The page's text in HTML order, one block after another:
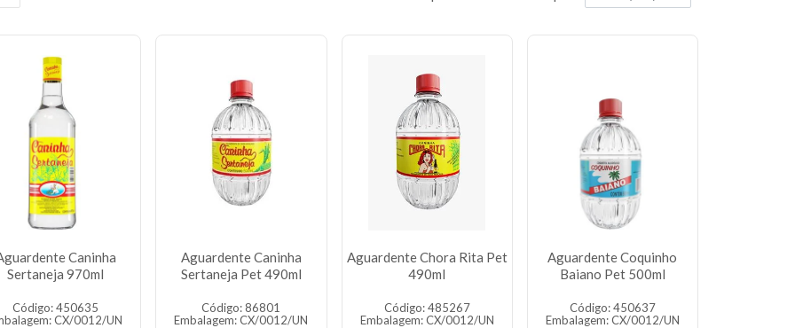
Caninha
Sertaneja 970ml
Código: 450635
CX/0012/UN
Aguardente Caninha
Sertaneja Pet 490ml
Código: 86801
Embalagem: CX/0012/UN
Aguardente Chora Rita Pet
490ml
Código: 485267
Embalagem: CX/0012/UN
Aguardente Coquinho
Baiano Pet 500ml
Código: 450637
Embalagem: CX/0012/UN